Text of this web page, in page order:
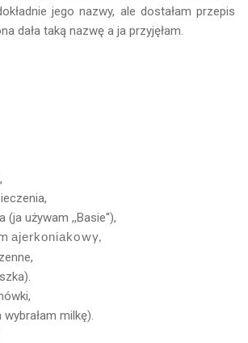
jego nazwy, ale dostałam przepis
dała taką nazwę a ja przyjęłam.
(ja używam ,,Basie''),
ajerkoniakowy,
milkę).